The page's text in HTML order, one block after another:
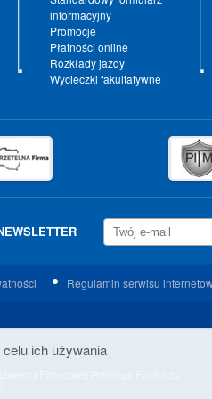
informacyjny
Promocje
Płatności online
Rozkłady jazdy
Wycieczki fakultatywne
Regulamin serwisu
Finansowej Polskiego Funduszu
ich używania